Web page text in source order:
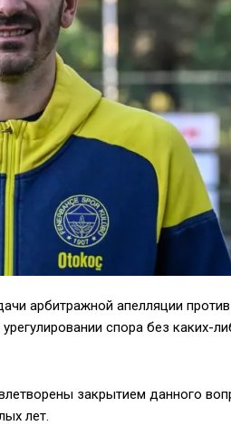
арбитражной апелляции
спора без каких-
закрытием данного
лет.